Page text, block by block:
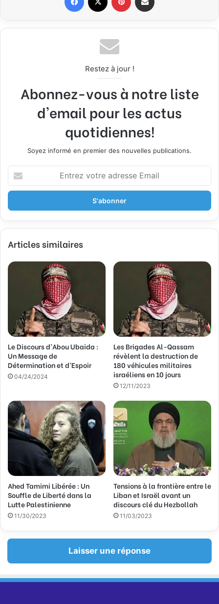
Restez à jour !
Abonnez-vous à notre liste
d'email pour les actus
quotidiennes!
Soyez informé en premier des nouvelles publications.
t
e
z
o
r
s
e
E
m
a
Articles similaires
Le Discours d’Abou Ubaida :
Un Message de
Détermination et d’Espoir
04/24/2024
Les Brigades Al-Qassam
révèlent la destruction de
180 véhicules militaires
israéliens en 10 jours
12/11/2023
Ahed Tamimi Libérée : Un
Souffle de Liberté dans la
Lutte Palestinienne
11/30/2023
Tensions à la frontière entre le
Liban et Israël avant un
discours clé du Hezbollah
11/03/2023
Laisser une réponse